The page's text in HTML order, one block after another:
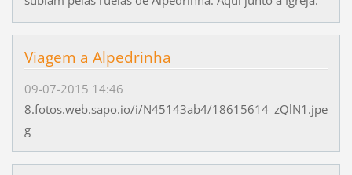
Viagem a Alpedrinha
09-07-2015 14:46
8.fotos.web.sapo.io/i/N45143ab4/18615614_zQlN1.jpe
g